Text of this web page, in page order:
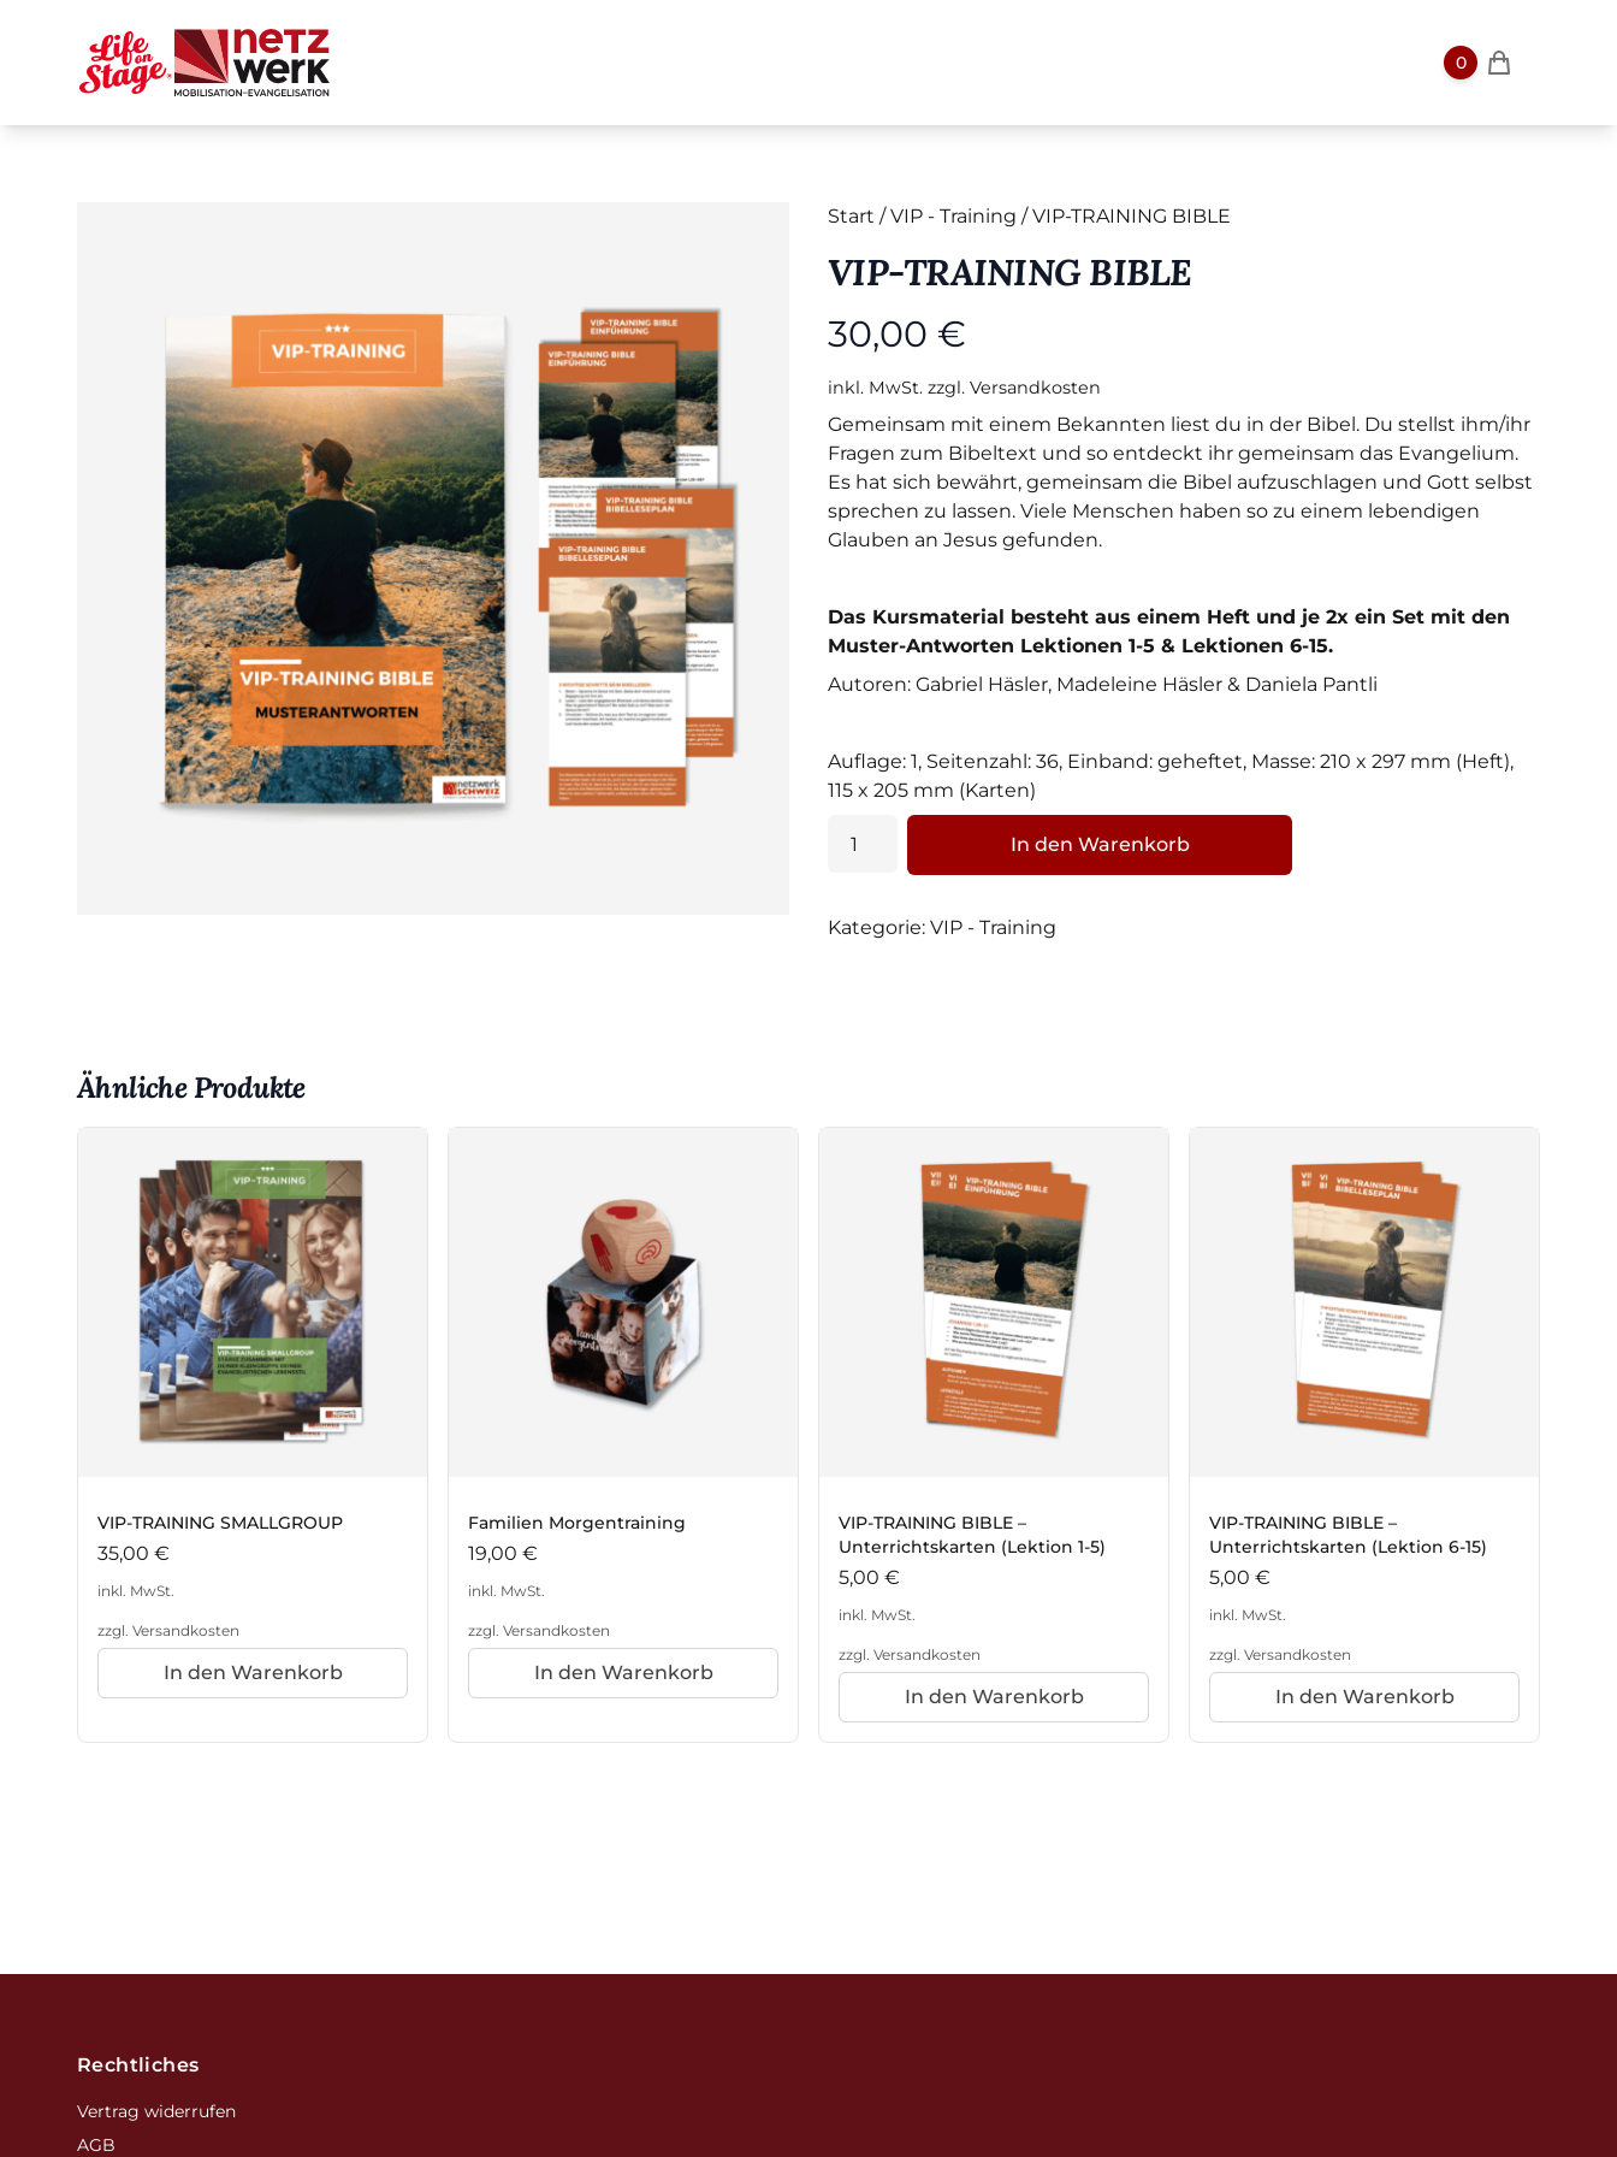
0
Start /VIP - Training / VIP-TRAINING BIBLE
VIP-TRAINING BIBLE
30,00 €
inkl. MwSt. zzgl. Versandkosten
Gemeinsam mit einem Bekannten liest du in der Bibel. Du stellst ihm/ihr
Fragen zum Bibeltext und so entdeckt ihr gemeinsam das Evangelium.
Es hat sich bewährt, gemeinsam die Bibel aufzuschlagen und Gott selbst
sprechen zu lassen. Viele Menschen haben so zu einem lebendigen
Glauben an Jesus gefunden.
Das Kursmaterial besteht aus einem Heft und je 2x ein Set mit den
Muster-Antworten Lektionen 1-5 & Lektionen 6-15.
Autoren: Gabriel Häsler, Madeleine Häsler & Daniela Pantli
Auflage: 1, Seitenzahl: 36, Einband: geheftet, Masse: 210 x 297 mm (Heft),
115 x 205 mm (Karten)
TRAINING
Menge
In den Warenkorb
Kategorie: VIP - Training
Ähnliche Produkte
VIP-TRAINING SMALLGROUP
35,00 €
inkl. MwSt.
zzgl. Versandkosten
In den Warenkorb
Familien Morgentraining
19,00 €
inkl. MwSt.
zzgl. Versandkosten
In den Warenkorb
VIP-TRAINING BIBLE –
Unterrichtskarten (Lektion 1-5)
5,00 €
inkl. MwSt.
zzgl. Versandkosten
In den Warenkorb
VIP-TRAINING BIBLE –
Unterrichtskarten (Lektion 6-15)
5,00 €
inkl. MwSt.
zzgl. Versandkosten
In den Warenkorb
Rechtliches
Vertrag widerrufen
AGB